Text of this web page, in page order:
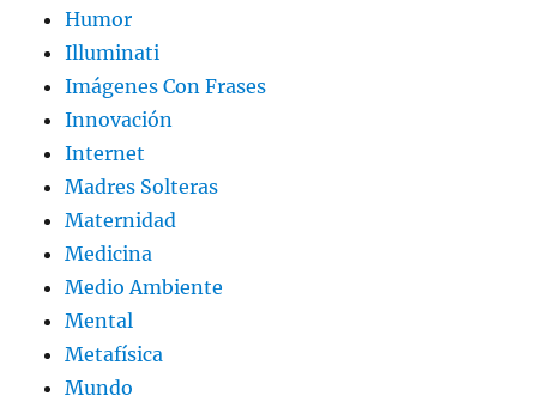
Humor
Illuminati
Imágenes Con Frases
Innovación
Internet
Madres Solteras
Maternidad
Medicina
Medio Ambiente
Mental
Metafísica
Mundo